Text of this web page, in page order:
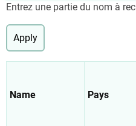
Entrez une partie du nom à
Name Pays